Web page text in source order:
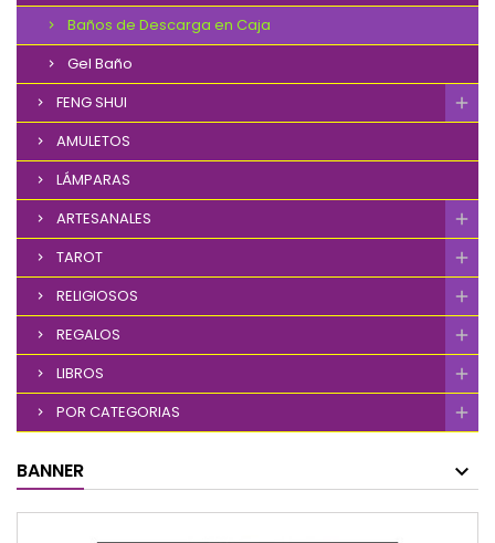
Baños de Descarga en Caja
Gel Baño
FENG SHUI
AMULETOS
LÁMPARAS
ARTESANALES
TAROT
RELIGIOSOS
REGALOS
LIBROS
POR CATEGORIAS
BANNER